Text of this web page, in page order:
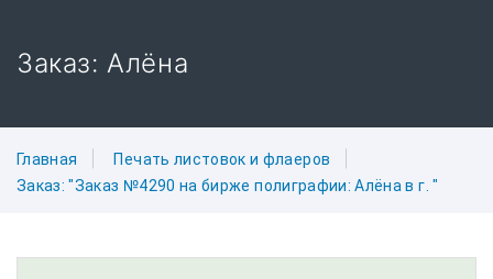
Заказ: Алёна
Главная
Печать листовок и флаеров
Заказ: "Заказ №4290 на бирже полиграфии: Алёна в г. "